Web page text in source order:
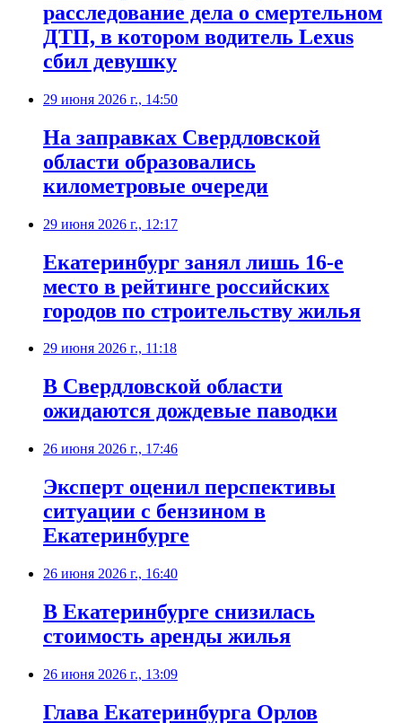
расследование дела о смертельном
ДТП, в котором водитель Lexus
сбил девушку
29 июня 2026 г., 14:50
На заправках Свердловской
области образовались
километровые очереди
29 июня 2026 г., 12:17
Екатеринбург занял лишь 16-е
место в рейтинге российских
городов по строительству жилья
29 июня 2026 г., 11:18
В Свердловской области
ожидаются дождевые паводки
26 июня 2026 г., 17:46
Эксперт оценил перспективы
ситуации с бензином в
Екатеринбурге
26 июня 2026 г., 16:40
В Екатеринбурге снизилась
стоимость аренды жилья
26 июня 2026 г., 13:09
Глава Екатеринбурга Орлов